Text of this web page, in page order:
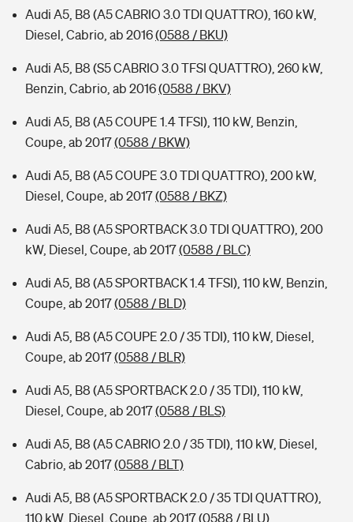
Audi A5, B8 (A5 CABRIO 3.0 TDI QUATTRO), 160 kW,
Diesel, Cabrio, ab 2016(0588 / BKU)
Audi A5, B8 (S5 CABRIO 3.0 TFSI QUATTRO), 260 kW,
Benzin, Cabrio, ab 2016(0588 / BKV)
Audi A5, B8 (A5 COUPE 1.4 TFSI), 110 kW, Benzin,
Coupe, ab 2017(0588 / BKW)
Audi A5, B8 (A5 COUPE 3.0 TDI QUATTRO), 200 kW,
Diesel, Coupe, ab 2017(0588 / BKZ)
Audi A5, B8 (A5 SPORTBACK 3.0 TDI QUATTRO), 200
kW, Diesel, Coupe, ab 2017(0588 / BLC)
Audi A5, B8 (A5 SPORTBACK 1.4 TFSI), 110 kW, Benzin,
Coupe, ab 2017(0588 / BLD)
Audi A5, B8 (A5 COUPE 2.0 / 35 TDI), 110 kW, Diesel,
Coupe, ab 2017(0588 / BLR)
Audi A5, B8 (A5 SPORTBACK 2.0 / 35 TDI), 110 kW,
Diesel, Coupe, ab 2017(0588 / BLS)
Audi A5, B8 (A5 CABRIO 2.0 / 35 TDI), 110 kW, Diesel,
Cabrio, ab 2017(0588 / BLT)
Audi A5, B8 (A5 SPORTBACK 2.0 / 35 TDI QUATTRO),
110 kW, Diesel, Coupe, ab 2017(0588 / BLU)